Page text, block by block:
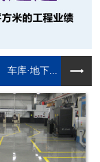
车库·地下...